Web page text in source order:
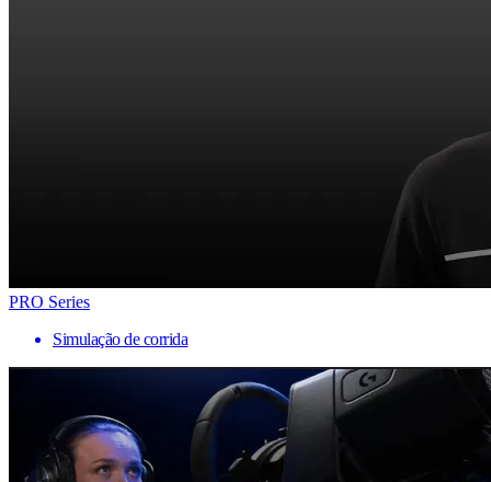
PRO Series
Simulação de corrida